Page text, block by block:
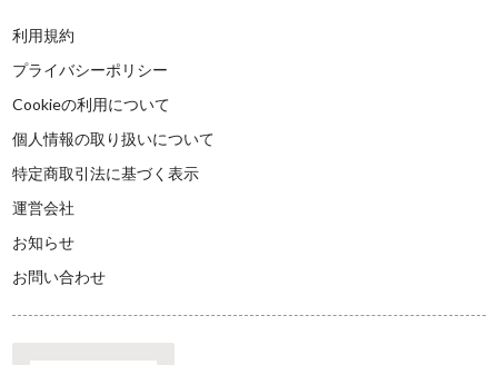
利用規約
プライバシーポリシー
Cookieの利用について
個人情報の取り扱いについて
特定商取引法に基づく表示
運営会社
お知らせ
お問い合わせ